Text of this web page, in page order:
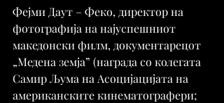
Фејми Даут – Феко, директор на
фотографија на најуспешниот
македонски филм, документарецот
„Медена земја” (награда со колегата
Самир Љума на Асоцијацијата на
американските кинематографери;